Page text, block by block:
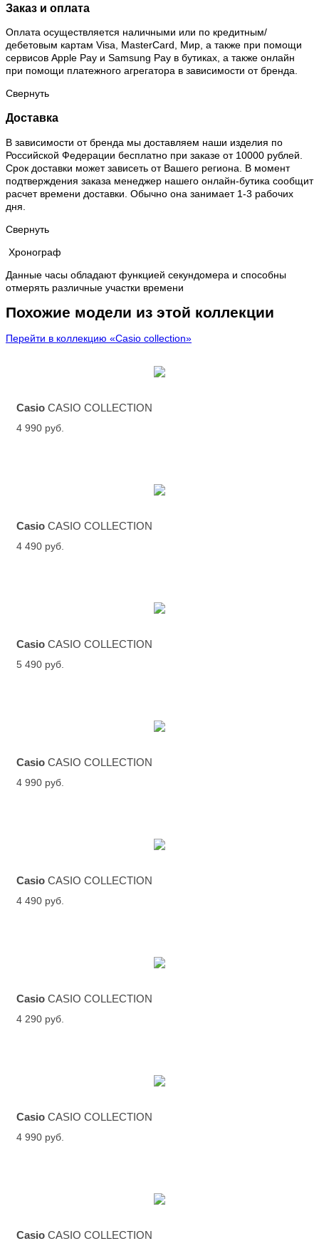
Заказ и оплата
Оплата осуществляется наличными или по кредитным/
дебетовым картам Visa, MasterCard, Мир, а также при помощи
сервисов Apple Pay и Samsung Pay в бутиках, а также онлайн
при помощи платежного агрегатора в зависимости от бренда.
Свернуть
Доставка
В зависимости от бренда мы доставляем наши изделия по
Российской Федерации бесплатно при заказе от 10000 рублей.
Срок доставки может зависеть от Вашего региона. В момент
подтверждения заказа менеджер нашего онлайн-бутика сообщит
расчет времени доставки. Обычно она занимает 1-3 рабочих
дня.
Свернуть
Хронограф
Данные часы обладают функцией секундомера и способны
отмерять различные участки времени
Похожие модели из этой коллекции
Перейти в коллекцию «Casio collection»
Casio CASIO COLLECTION
4 990 руб.
Casio CASIO COLLECTION
4 490 руб.
Casio CASIO COLLECTION
5 490 руб.
Casio CASIO COLLECTION
4 990 руб.
Casio CASIO COLLECTION
4 490 руб.
Casio CASIO COLLECTION
4 290 руб.
Casio CASIO COLLECTION
4 990 руб.
Casio CASIO COLLECTION